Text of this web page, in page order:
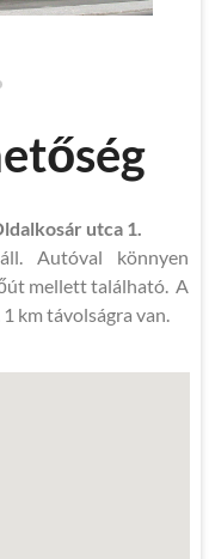
utca 1.
Autóval könnyen
mellett található. A
km távolságra van.